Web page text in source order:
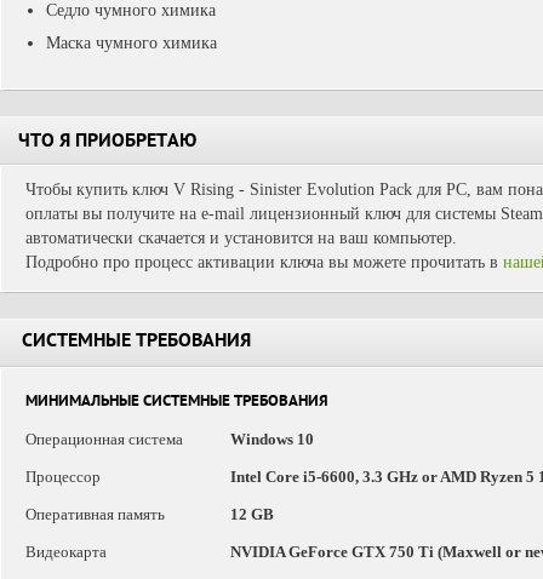
Седло чумного химика
Маска чумного химика
ЧТО Я ПРИОБРЕТАЮ
Чтобы купить ключ V Rising - Sinister Evolution Pack для PC, вам
оплаты вы получите на e-mail лицензионный ключ для системы
автоматически скачается и установится на ваш компьютер.
Подробно про процесс активации ключа вы можете прочитать в
СИСТЕМНЫЕ ТРЕБОВАНИЯ
МИНИМАЛЬНЫЕ СИСТЕМНЫЕ ТРЕБОВАНИЯ
Операционная система
Windows 10
Процессор Intel Core i5-6600, 3.3 GHz or AMD Ryzen 5
Оперативная память 12 GB
Видеокарта NVIDIA GeForce GTX 750 Ti (Maxwell or